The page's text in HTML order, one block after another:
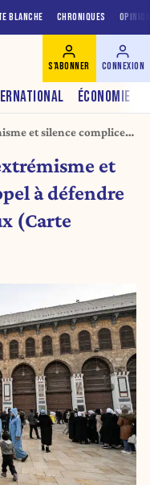
BLANCHE CHRONIQUES
ÉCONOMIE
S'ABONNER CONNEXION
et silence complice,
et
à défendre
(Carte